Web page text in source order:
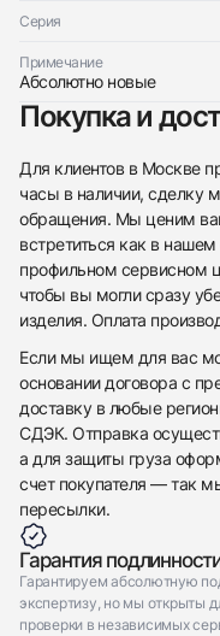
Серия
Примечание
Абсолютно новые
Покупка и
Для клиентов в Москве
часы в наличии, сделку
обращения. Мы ценим
встретиться как в
профильном сервисном
чтобы вы могли сразу
изделия. Оплата
Если мы ищем для вас
основании договора с
доставку в любые
СДЭК. Отправка
а для защиты груза
счет покупателя — так
пересылки.
Гарантия
Гарантируем абсолютную
экспертизу, но мы открыты
проверки в независимых